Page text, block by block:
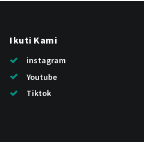
Ikuti Kami
instagram
Youtube
Tiktok